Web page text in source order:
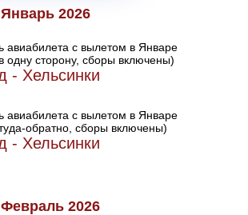
2026
авиабилета с вылетом в Январе
одну сторону, сборы включены)
- Хельсинки
авиабилета с вылетом в Январе
обратно, сборы включены)
- Хельсинки
2026